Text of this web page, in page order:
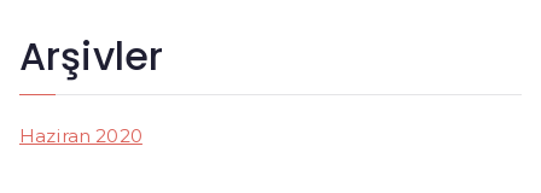
:
Arşivler
Haziran 2020